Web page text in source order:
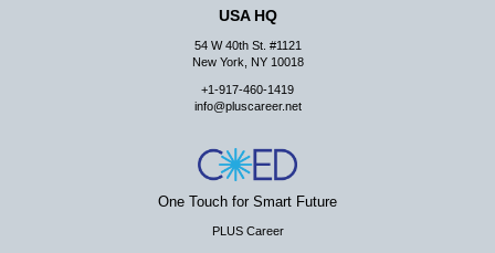
③ 다른 회원의 ID와 비밀번호를 부당하게 사용하는 행위를
④ 회원은 회사의 서비스에서 타 사이트의 홍보행위를 하지
작권을 포함한 지적 재산권을 침해 할 수 있는 행동을 하지
영리 행위도 할 수 없습니다.
⑥ 회원은 관계법령, 약관의 규정, 이용안내 및 주의사항 등
회사가 통지하는 사항을 준수하여야 하며, 기타 회사의 업무
에 방해되는 행위를 하여서는 아니 됩니다.
USA HQ
54 W 40th St. #1121
New York, NY 10018
+1-917-460-1419
info@pluscareer.net
One Touch for Smart Future
PLUS Career